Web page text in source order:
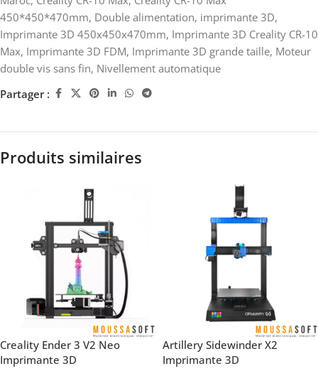
450*450*470mm, Double alimentation, imprimante 3D,
Imprimante 3D 450x450x470mm, Imprimante 3D Creality CR-10
Max, Imprimante 3D FDM, Imprimante 3D grande taille, Moteur
double vis sans fin, Nivellement automatique
Partager :
Produits similaires
Creality Ender 3 V2 Neo
Imprimante 3D
Artillery Sidewinder X2
Imprimante 3D